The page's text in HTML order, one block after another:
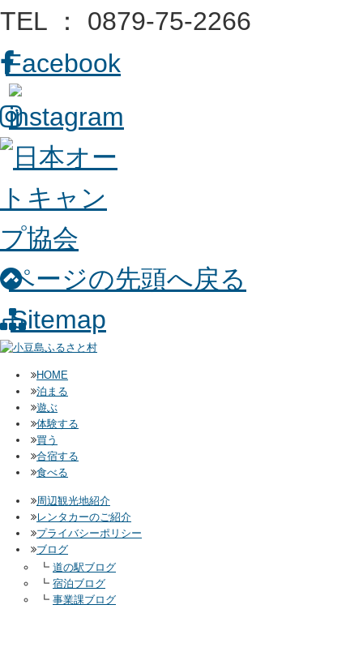
TEL ： 0879-75-2266
Facebook
ページの先頭へ戻る
Sitemap
HOME
泊まる
遊ぶ
体験する
買う
合宿する
食べる
周辺観光地紹介
レンタカーのご紹介
プライバシーポリシー
ブログ
┗ 道の駅ブログ
┗ 宿泊ブログ
┗ 事業課ブログ